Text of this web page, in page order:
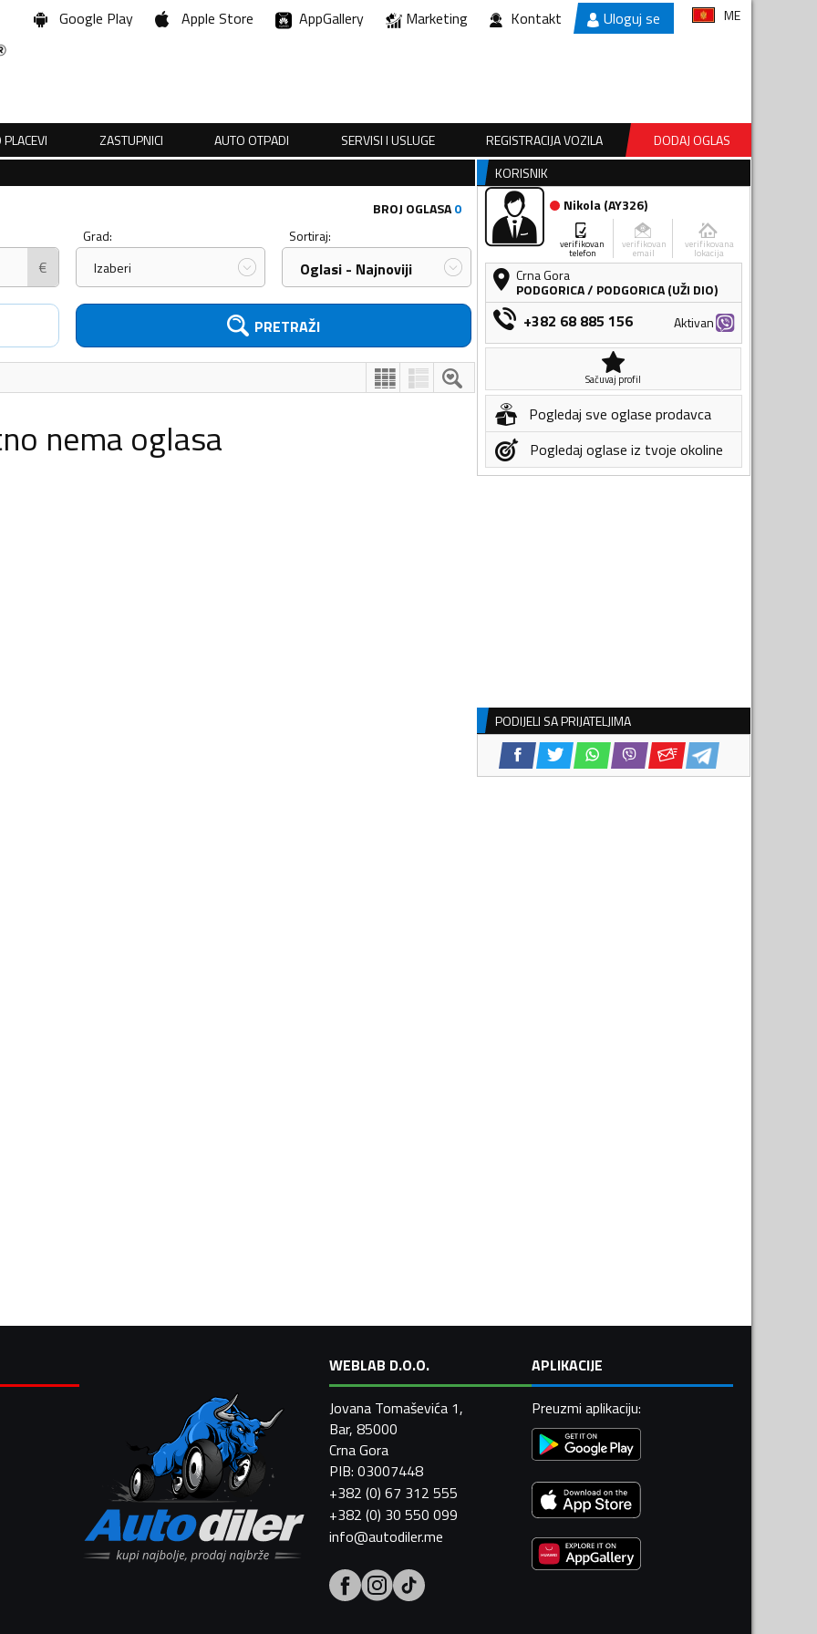
Google Play Apple Store AppGallery Marketing Kontakt Uloguj se ME
ZASTUPNICI AUTO OTPADI SERVISI I USLUGE REGISTRACIJA VOZILA
DODAJ OGLAS
BROJ OGLASA0
€
Grad:
Izaberi
Sortiraj:
Oglasi - Najnoviji
PRETRAŽI
nema oglasa
KORISNIK
Nikola(AY326)
verifikovan
telefon
verifikovan
email
verifikovana
lokacija
Crna Gora
PODGORICA/ PODGORICA (UŽI DIO)
+382 68 885 156 Aktivan
Sačuvaj profil
Pogledaj sve oglase prodavca
Pogledaj oglase iz tvoje okoline
PODIJELI SA PRIJATELJIMA
WEBLAB D.O.O.
Jovana Tomaševića 1,
Bar, 85000
Crna Gora
PIB: 03007448
+382 (0) 67 312 555
+382 (0) 30 550 099
info@autodiler.me
APLIKACIJE
Preuzmi aplikaciju: